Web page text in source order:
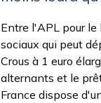
Entre l'APL pour le
sociaux qui peut
Crous à 1 euro
alternants et le
France dispose